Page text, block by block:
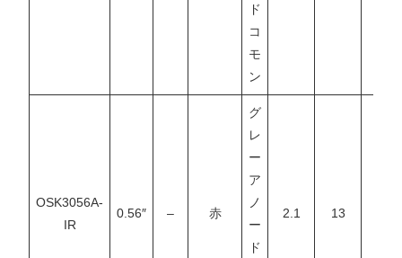
ド
コ
モ
ン
OSK3056A-
IR
0.56″ – 赤
グ
レ
ー
ア
ノ
ー
ド
2.1 13